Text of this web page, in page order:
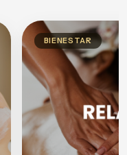
BIENESTAR